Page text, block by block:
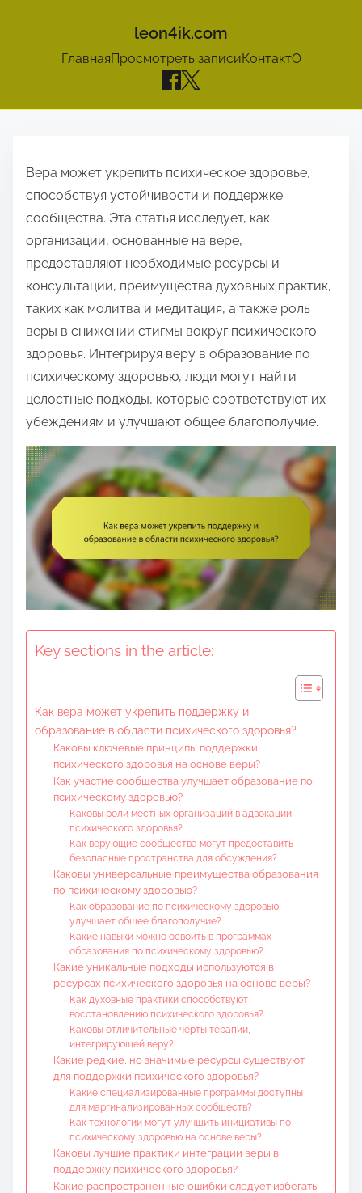
leon4ik.com
ГлавнаяПросмотреть записиКонтактО
Вера может укрепить психическое здоровье,
способствуя устойчивости и поддержке
сообщества. Эта статья исследует, как
организации, основанные на вере,
предоставляют необходимые ресурсы и
консультации, преимущества духовных практик,
таких как молитва и медитация, а также роль
веры в снижении стигмы вокруг психического
здоровья. Интегрируя веру в образование по
психическому здоровью, люди могут найти
целостные подходы, которые соответствуют их
убеждениям и улучшают общее благополучие.
Key sections in the article:
Как вера может укрепить поддержку и
образование в области психического здоровья?
Каковы ключевые принципы поддержки
психического здоровья на основе веры?
Как участие сообщества улучшает образование по
психическому здоровью?
Каковы роли местных организаций в адвокации
психического здоровья?
Как верующие сообщества могут предоставить
безопасные пространства для обсуждения?
Каковы универсальные преимущества образования
по психическому здоровью?
Как образование по психическому здоровью
улучшает общее благополучие?
Какие навыки можно освоить в программах
образования по психическому здоровью?
Какие уникальные подходы используются в
ресурсах психического здоровья на основе веры?
Как духовные практики способствуют
восстановлению психического здоровья?
Каковы отличительные черты терапии,
интегрирующей веру?
Какие редкие, но значимые ресурсы существуют
для поддержки психического здоровья?
Какие специализированные программы доступны
для маргинализированных сообществ?
Как технологии могут улучшить инициативы по
психическому здоровью на основе веры?
Каковы лучшие практики интеграции веры в
поддержку психического здоровья?
Какие распространенные ошибки следует избегать